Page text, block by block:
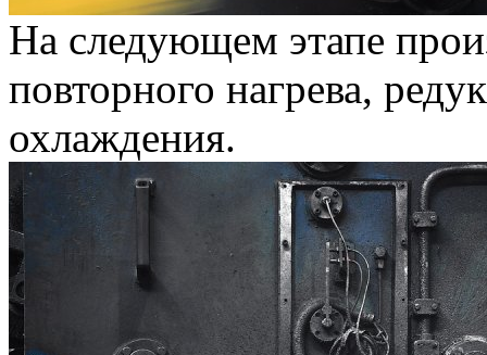
На следующем этапе
повторного нагрева,
охлаждения.